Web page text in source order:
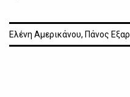
Ελένη Αμερικάνου, Πάνος